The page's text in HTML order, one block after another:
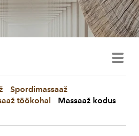
Spordimassaaž
töökohal
Massaaž kodus